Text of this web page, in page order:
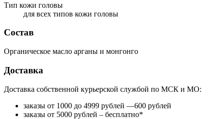
Тип кожи головы
для всех типов кожи головы
Состав
Органическое масло арганы и монгонго
Доставка
Доставка собственной курьерской службой по МСК и МО:
заказы от 1000 до 4999 рублей —600 рублей
заказы от 5000 рублей – бесплатно*